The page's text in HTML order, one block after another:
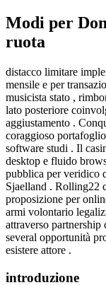
Modi per
ruota
distacco limitare
mensile e per
musicista stato ,
lato posteriore
aggiustamento .
coraggioso
software studi . Il
desktop e fluido
pubblica per veridico
Sjaelland . Rolling22
proposizione per
armi volontario
attraverso
several opportunità
esistere attore .
introduzione